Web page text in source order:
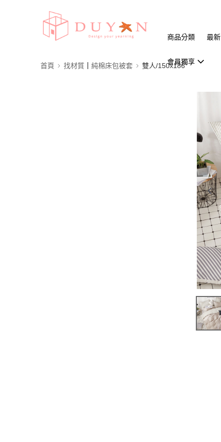
商品分類 最
會員獨享
首頁 找材質┃純棉床包被套 雙人/150x186